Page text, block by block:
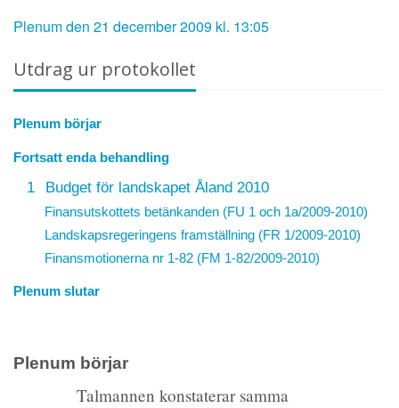
Plenum den 21 december 2009 kl. 13:05
Utdrag ur protokollet
Plenum börjar
Fortsatt enda behandling
1 Budget för landskapet Åland 2010
Finansutskottets betänkanden (FU 1 och 1a/2009-2010)
Landskapsregeringens framställning (FR 1/2009-2010)
Finansmotionerna nr 1-82 (FM 1-82/2009-2010)
Plenum slutar
Plenum börjar
Talmannen konstaterar samma